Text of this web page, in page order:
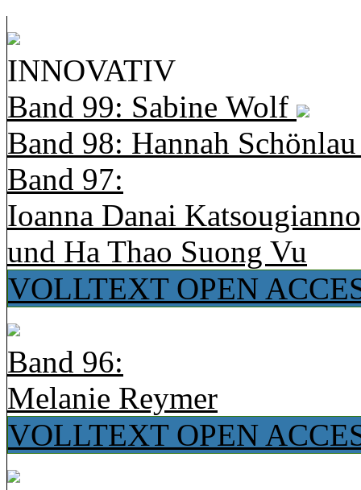
INNOVATIV
Band 99: Sabine Wolf
Band 98: Hannah
Band 97:
Ioanna Danai
und Ha Thao Suong Vu
VOLLTEXT OPEN
Band 96:
Melanie Reymer
VOLLTEXT OPEN